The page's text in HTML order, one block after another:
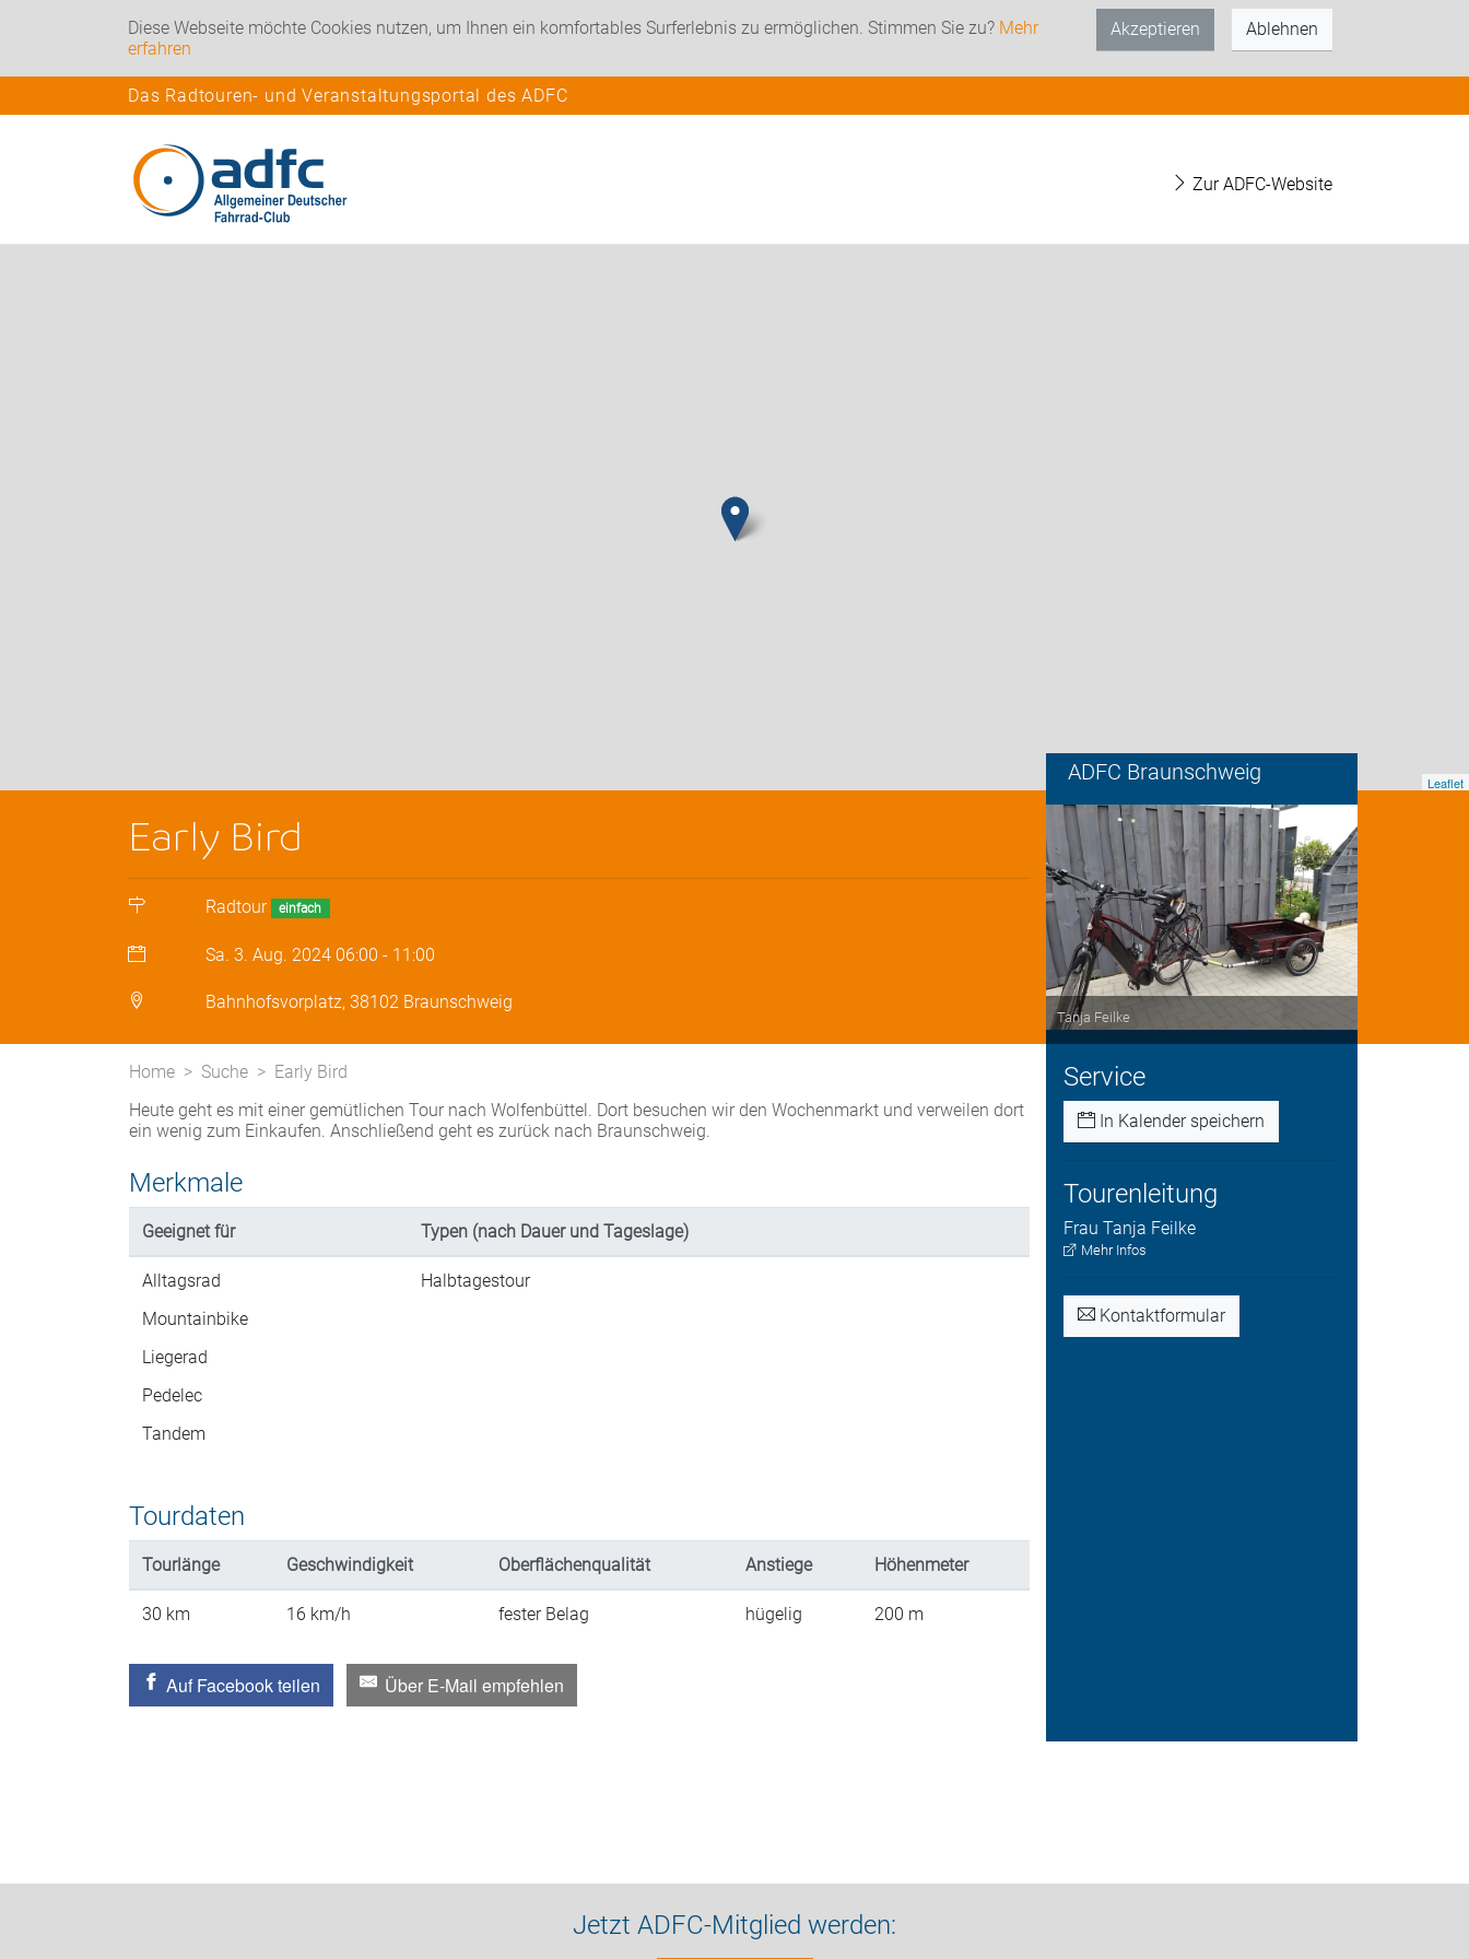
Diese Webseite möchte Cookies nutzen, um Ihnen ein komfortables Surferlebnis zu ermöglichen. Stimmen Sie zu? Mehr
erfahren
Akzeptieren Ablehnen
Das Radtouren- und Veranstaltungsportal des ADFC
Zur ADFC-Website
Leaflet
ADFC Braunschweig
Early Bird
Radtour einfach
Sa. 3. Aug. 2024 06:00 - 11:00
Bahnhofsvorplatz, 38102 Braunschweig
Tanja Feilke
Service
In Kalender speichern
Tourenleitung
Frau Tanja Feilke
Mehr Infos
Kontaktformular
Home Suche
Early Bird
Heute geht es mit einer gemütlichen Tour nach Wolfenbüttel. Dort besuchen wir den Wochenmarkt und verweilen dort
ein wenig zum Einkaufen. Anschließend geht es zurück nach Braunschweig.
Merkmale
Geeignet für Typen (nach Dauer und Tageslage)
Alltagsrad
Mountainbike
Liegerad
Pedelec
Tandem
Halbtagestour
Tourdaten
Tourlänge Geschwindigkeit Oberflächenqualität Anstiege Höhenmeter
30 km 16 km/h fester Belag hügelig 200 m
Auf Facebook teilen Über E-Mail empfehlen
Jetzt ADFC-Mitglied werden: